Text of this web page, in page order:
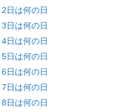
日は何の日
日は何の日
日は何の日
日は何の日
日は何の日
日は何の日
日は何の日